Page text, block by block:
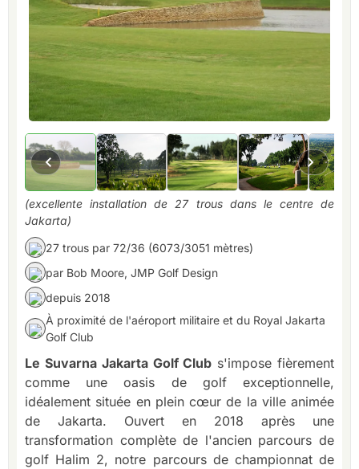
(excellente installation de 27 trous dans le centre de
Jakarta)
27 trous par 72/36 (6073/3051 mètres)
par Bob Moore, JMP Golf Design
depuis 2018
À proximité de l'aéroport militaire et du Royal Jakarta
Golf Club
Le Suvarna Jakarta Golf Club s'impose fièrement
comme une oasis de golf exceptionnelle,
idéalement située en plein cœur de la ville animée
de Jakarta. Ouvert en 2018 après une
transformation complète de l'ancien parcours de
golf Halim 2, notre parcours de championnat de